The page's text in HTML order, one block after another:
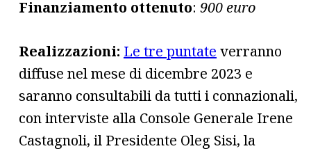
Finanziamento ottenuto: 900 euro
Realizzazioni: Le tre puntate verranno
diffuse nel mese di dicembre 2023 e
saranno consultabili da tutti i connazionali,
con interviste alla Console Generale Irene
Castagnoli, il Presidente Oleg Sisi, la